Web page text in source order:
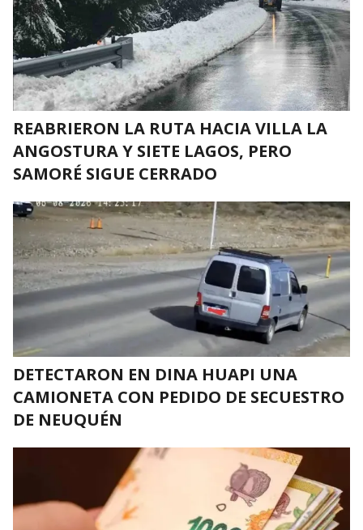
REABRIERON LA RUTA HACIA VILLA LA
ANGOSTURA Y SIETE LAGOS, PERO
SAMORÉ SIGUE CERRADO
DETECTARON EN DINA HUAPI UNA
CAMIONETA CON PEDIDO DE SECUESTRO
DE NEUQUÉN